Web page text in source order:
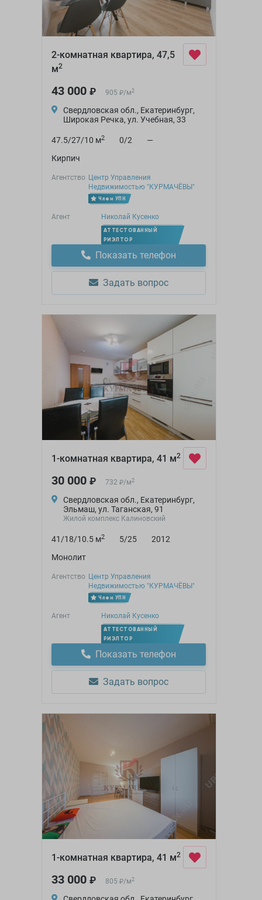
2-комнатная квартира, 47,5
м2
43 000 ₽ 905 ₽/м2
Свердловская обл., Екатеринбург,
Широкая Речка, ул. Учебная, 33
47.5/27/10 м2 0/2
—
Кирпич
Агентство Центр Управления
Недвижимостью "КУРМАЧЁВЫ"
Член УПН
Агент Николай Кусенко
АТТЕСТОВАННЫЙ
РИЭЛТОР
Показать телефон
Задать вопрос
1-комнатная квартира, 41 м2
30 000 ₽ 732 ₽/м2
Свердловская обл., Екатеринбург,
Эльмаш, ул. Таганская, 91
Жилой комплекс Калиновский
41/18/10.5 м2 5/25
2012
Монолит
Агентство Центр Управления
Недвижимостью "КУРМАЧЁВЫ"
Член УПН
Агент Николай Кусенко
АТТЕСТОВАННЫЙ
РИЭЛТОР
Показать телефон
Задать вопрос
1-комнатная квартира, 41 м2
33 000 ₽ 805 ₽/м2